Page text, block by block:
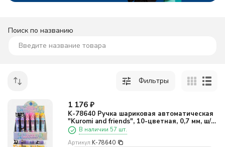
Поиск по названию
Фильтры
1 176 ₽
K-78640 Ручка шариковая автоматическая
"Kuromi and friends", 10-цветная, 0,7 мм, ш/б
24 шт, микс
В наличии 57 шт.
Артикул:K-78640